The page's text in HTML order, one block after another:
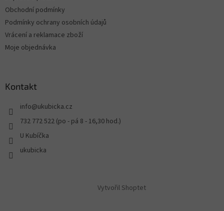
Obchodní podmínky
Podmínky ochrany osobních údajů
Vrácení a reklamace zboží
Moje objednávka
Kontakt
info@ukubicka.cz
732 772 522 (po - pá 8 - 16,30 hod.)
U Kubíčka
ukubicka
Vytvořil Shoptet